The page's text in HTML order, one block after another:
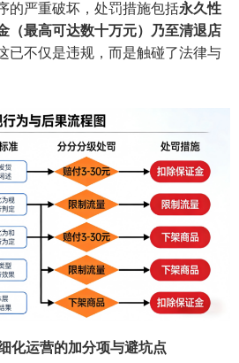
的严重破坏，处罚措施包括永久性
（最高可达数十万元）乃至清退店
已不仅是违规，而是触碰了法律与
化运营的加分项与避坑点